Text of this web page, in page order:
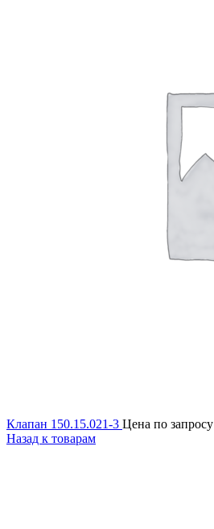
Клапан 150.15.021-3 Цена по запросу
Назад к товарам